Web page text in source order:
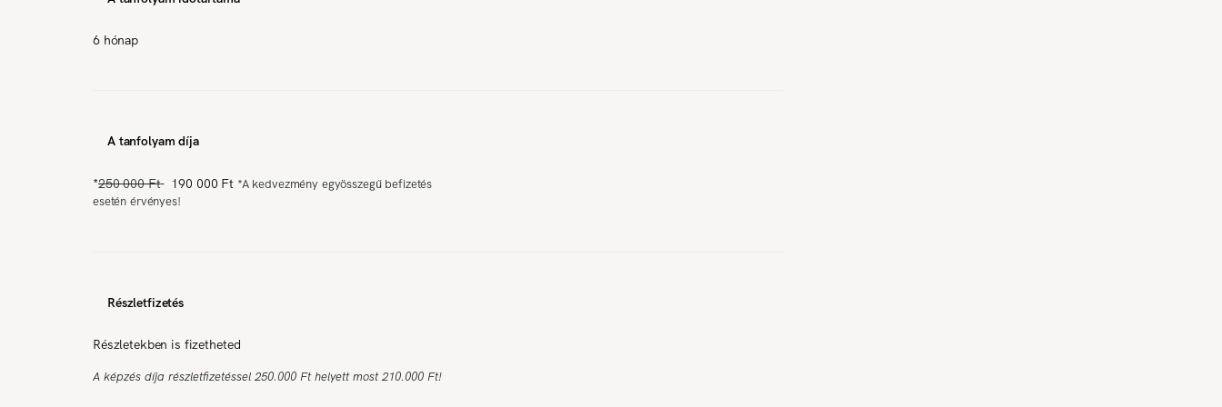
6 hónap
A tanfolyam díja
*250 000 Ft 190 000 Ft *A kedvezmény egyösszegű befizetés
esetén érvényes!
Részletfizetés
Részletekben is fizetheted
A képzés díja részletfizetéssel 250.000 Ft helyett most 210.000 Ft!